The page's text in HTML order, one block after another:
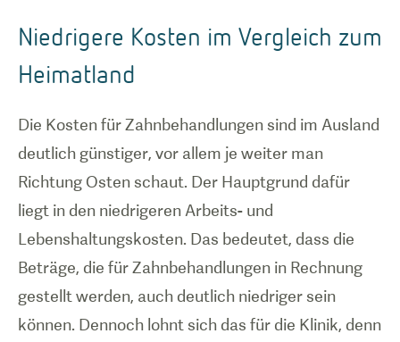
Niedrigere Kosten im Vergleich zum
Heimatland
Die Kosten für Zahnbehandlungen sind im Ausland
deutlich günstiger, vor allem je weiter man
Richtung Osten schaut. Der Hauptgrund dafür
liegt in den niedrigeren Arbeits- und
Lebenshaltungskosten. Das bedeutet, dass die
Beträge, die für Zahnbehandlungen in Rechnung
gestellt werden, auch deutlich niedriger sein
können. Dennoch lohnt sich das für die Klinik, denn